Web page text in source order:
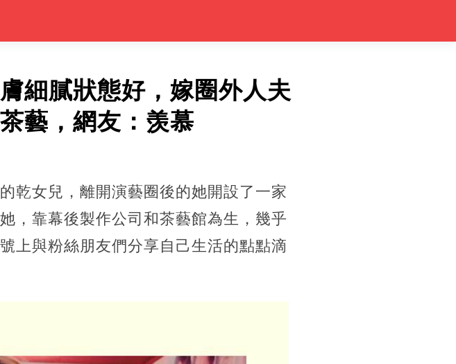
細膩狀態好，嫁圈外人夫
藝，網友：羡慕
乾女兒，離開演藝圈後的她開設了一家
，靠幕後製作公司和茶藝館為生，幾乎
上與粉絲朋友們分享自己生活的點點滴